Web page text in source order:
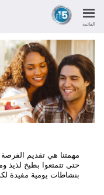
القائمة
مهمتنا هي تقديم الفرصة
حتى تتمتعوا بطبخ لذيذ
بنشاطات يومية مفيدة